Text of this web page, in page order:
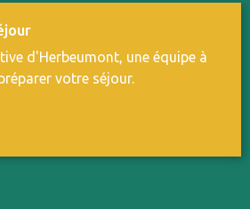
d'Herbeumont, une équipe à
votre séjour.